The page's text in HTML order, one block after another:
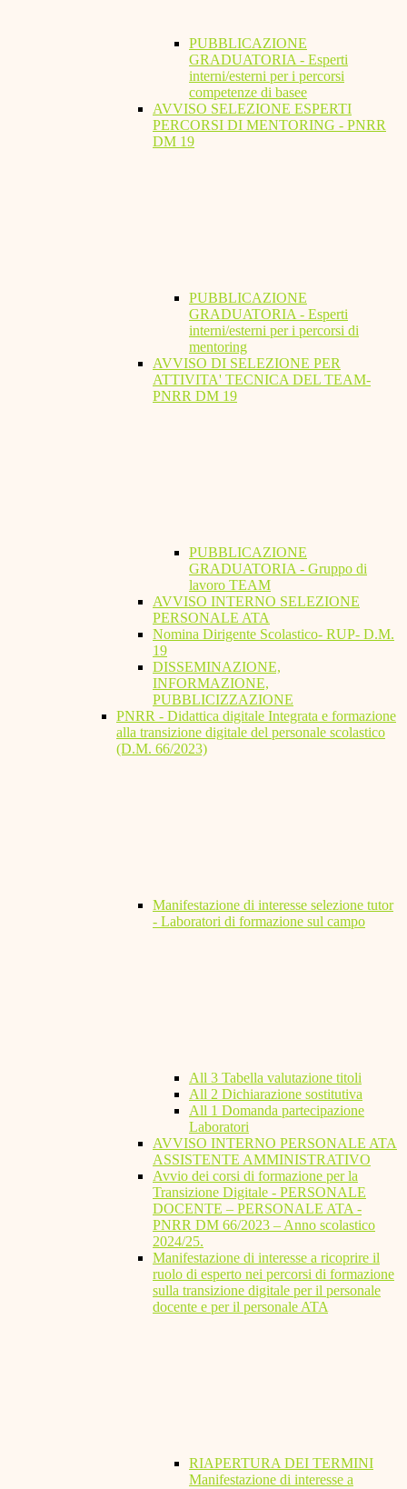
PUBBLICAZIONE
GRADUATORIA - Esperti
interni/esterni per i percorsi
competenze di basee
AVVISO SELEZIONE ESPERTI
PERCORSI DI MENTORING - PNRR
DM 19
PUBBLICAZIONE
GRADUATORIA - Esperti
interni/esterni per i percorsi di
mentoring
AVVISO DI SELEZIONE PER
ATTIVITA' TECNICA DEL TEAM-
PNRR DM 19
PUBBLICAZIONE
GRADUATORIA - Gruppo di
lavoro TEAM
AVVISO INTERNO SELEZIONE
PERSONALE ATA
Nomina Dirigente Scolastico- RUP- D.M.
19
DISSEMINAZIONE,
INFORMAZIONE,
PUBBLICIZZAZIONE
PNRR - Didattica digitale Integrata e formazione
alla transizione digitale del personale scolastico
(D.M. 66/2023)
Manifestazione di interesse selezione tutor
- Laboratori di formazione sul campo
All 3 Tabella valutazione titoli
All 2 Dichiarazione sostitutiva
All 1 Domanda partecipazione
Laboratori
AVVISO INTERNO PERSONALE ATA
ASSISTENTE AMMINISTRATIVO
Avvio dei corsi di formazione per la
Transizione Digitale - PERSONALE
DOCENTE – PERSONALE ATA -
PNRR DM 66/2023 – Anno scolastico
2024/25.
Manifestazione di interesse a ricoprire il
ruolo di esperto nei percorsi di formazione
sulla transizione digitale per il personale
docente e per il personale ATA
RIAPERTURA DEI TERMINI
Manifestazione di interesse a